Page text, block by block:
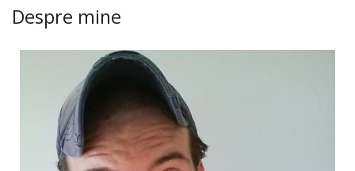
Despre mine